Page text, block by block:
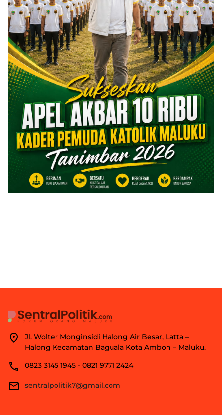
Jl. Wolter Monginsidi Halong Air Besar, Latta –
Halong Kecamatan Baguala Kota Ambon – Maluku.
0823 3145 1945 - 0821 9771 2424
sentralpolitik7@gmail.com